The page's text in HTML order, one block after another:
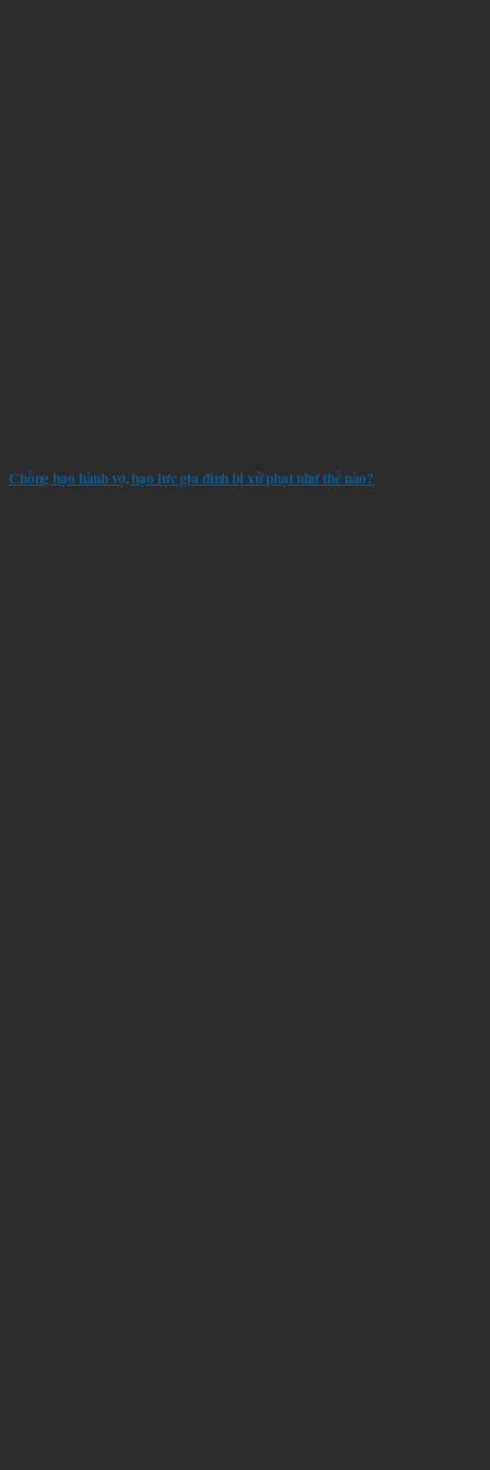
Chồng bạo hành vợ, bạo lực gia đình bị xử phạt như thế nào?